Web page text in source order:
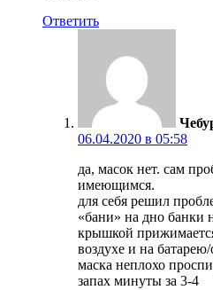
Ответить
06.04.2020 в 05:58
да, масок нет. сам
имеющимся.
для себя решил
«бани» на дно банки
крышкой
воздухе и на
маска неплохо
запах минуты за 3-4